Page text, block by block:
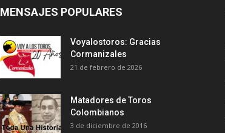
MENSAJES POPULARES
Voyalostoros: Gracias
Cormanizales
21 de febrero de 2026
Matadores de Toros
Colombianos
3 de diciembre de 2016